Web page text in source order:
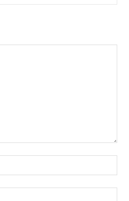
:*